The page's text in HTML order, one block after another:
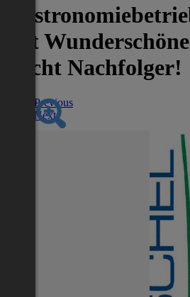
mit
Sucht Nachfolger!
Previous
Next